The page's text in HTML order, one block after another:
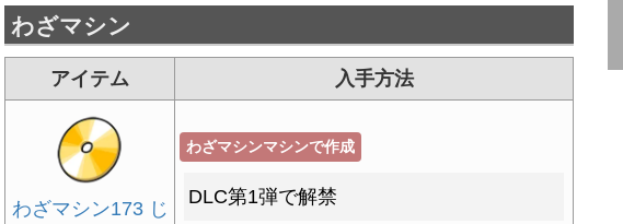
わざマシン
アイテム 入手方法
わざマシン173 じ
わざマシンマシンで作成
DLC第1弾で解禁